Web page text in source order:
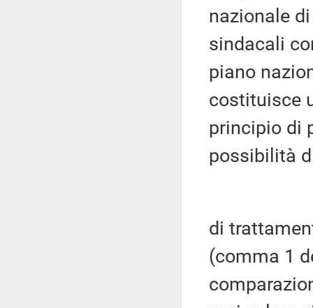
nazionale
sindacali
piano
costituisce
principio di
possibilità
di
(comma 1